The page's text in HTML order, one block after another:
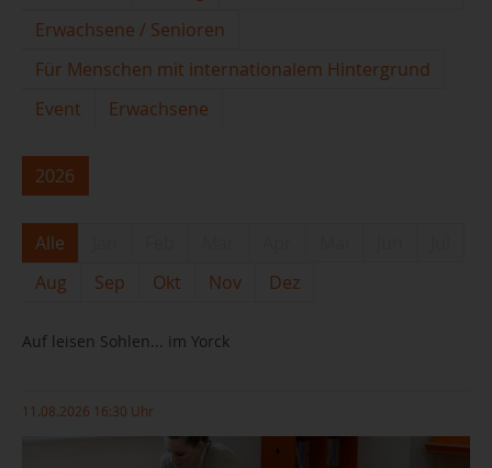
Erwachsene / Senioren
Für Menschen mit internationalem Hintergrund
Event
Erwachsene
2026
Alle
Aug
Sep Okt Nov Dez
Auf leisen Sohlen... im Yorck
11.08.2026 16:30 Uhr